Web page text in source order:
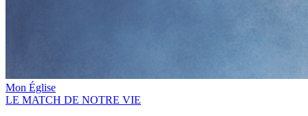
Mon Église
LE MATCH DE NOTRE VIE